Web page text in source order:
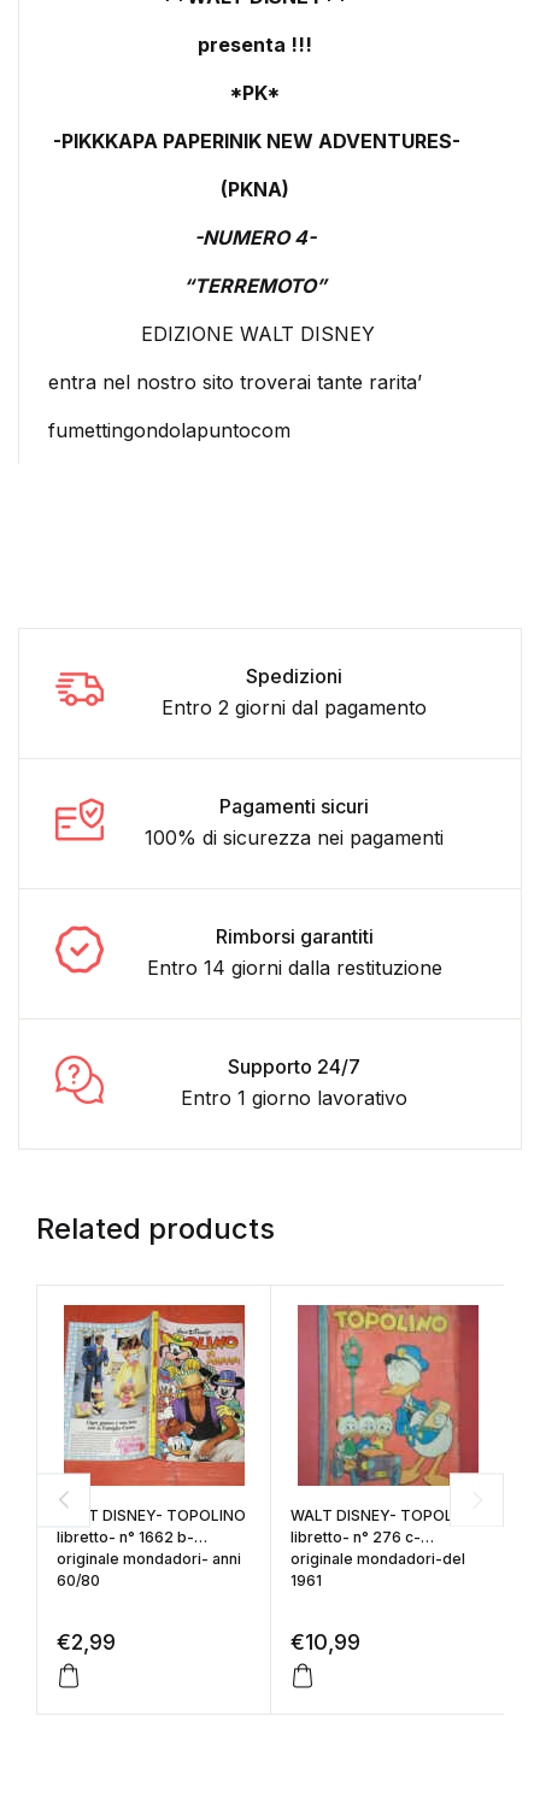
presenta !!!
*PK*
-PIKKKAPA PAPERINIK NEW ADVENTURES-
(PKNA)
-NUMERO 4-
“TERREMOTO”
EDIZIONE WALT DISNEY
entra nel nostro sito troverai tante rarita’
fumettingondolapuntocom
Spedizioni
Entro 2 giorni dal pagamento
Pagamenti sicuri
100% di sicurezza nei pagamenti
Rimborsi garantiti
Entro 14 giorni dalla restituzione
Supporto 24/7
Entro 1 giorno lavorativo
Related products
WALT DISNEY- TOPOLINO
libretto- n° 1662 b-
originale mondadori- anni
60/80
€2,99
WALT DISNEY- TOPOLINO
libretto- n° 276 c-
originale mondadori-del
1961
€10,99